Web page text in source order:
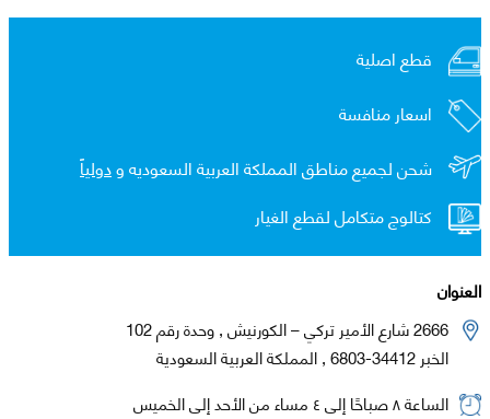
قطع اصلية
اسعار منافسة
شحن لجميع مناطق المملكة العربية السعوديه ودولياً
كتالوج متكامل لقطع الغيار
العنوان
2666 شارع الأمير تركي – الكورنيش , وحدة رقم 102
الخبر 34412-6803 , المملكة العربية السعودية
الساعة ٨ صباحًا إلى ٤ مساء من الأحد إلى الخميس